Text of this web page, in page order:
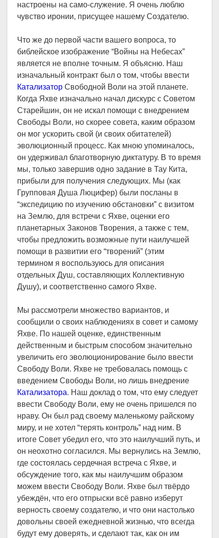
настроены на само-служение. Я очень люблю
чувство иронии, присущее нашему Создателю.
Что же до первой части вашего вопроса, то
библейское изображение “Войны на Небесах”
является не вполне точным. Я объясню. Наш
изначальный контракт был о том, чтобы ввести
Катализатор Свободной Воли на этой планете.
Когда Яхве изначально начал дискурс с Советом
Старейшин, он не искал помощи с внедрением
Свободы Воли, но скорее совета, каким образом
он мог ускорить свой (и своих обитателей)
эволюционный процесс. Как мною упоминалось,
он удерживал благотворную диктатуру. В то время
мы, только завершив одно задание в Тау Кита,
прибыли для получения следующих. Мы (как
Групповая Душа Люцифер) были посланы в
“экспедицию по изучению обстановки” с визитом
на Землю, для встречи с Яхве, оценки его
планетарных Законов Творения, а также с тем,
чтобы предложить возможные пути наилучшей
помощи в развитии его “творений” (этим
термином я воспользуюсь для описания
отдельных Душ, составляющих Коллективную
Душу), и соответственно самого Яхве.
Мы рассмотрели множество вариантов, и
сообщили о своих наблюдениях в совет и самому
Яхве. По нашей оценке, единственным
действенным и быстрым способом значительно
увеличить его эволюционирование было ввести
Свободу Воли. Яхве не требовалась помощь с
введением Свободы Воли, но лишь внедрение
Катализатора. Наш доклад о том, что ему следует
ввести Свободу Воли, ему не очень пришелся по
нраву. Он был рад своему маленькому райскому
миру, и не хотел “терять контроль” над ним. В
итоге Совет убедил его, что это наилучший путь, и
он неохотно согласился. Мы вернулись на Землю,
где состоялась сердечная встреча с Яхве, и
обсуждение того, как мы наилучшим образом
можем ввести Свободу Воли. Яхве был твёрдо
убеждён, что его отпрыски всё равно изберут
верность своему создателю, и что они настолько
довольны своей ежедневной жизнью, что всегда
будут ему доверять, и сделают так, как он им